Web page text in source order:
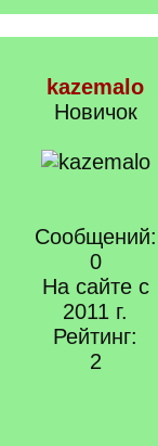
kazemalo
Новичок
Сообщений:
0
На сайте с
2011 г.
Рейтинг:
2